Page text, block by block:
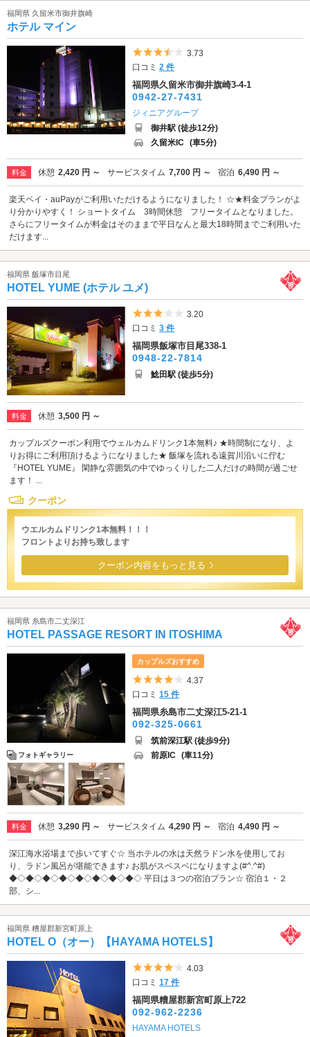
福岡県 久留米市御井旗崎
ホテル マイン
5つ星のうち3.5
3.73
口コミ2 件
福岡県久留米市御井旗崎3-4-1
0942-27-7431
ジィニアグループ
御井駅 (徒歩12分)
久留米IC (車5分)
料金 休憩 2,420 円 ～ サービスタイム 7,700 円 ～ 宿泊 6,490 円 ～
楽天ペイ・auPayがご利用いただけるようになりました！ ☆★料金プランがよ
り分かりやすく！ ショートタイム 3時間休憩 フリータイムとなりました。
さらにフリータイムが料金はそのままで平日なんと最大18時間までご利用いた
だけます...
福岡県 飯塚市目尾
HOTEL YUME (ホテル ユメ)
5つ星のうち3
3.20
口コミ3 件
福岡県飯塚市目尾338-1
0948-22-7814
鯰田駅 (徒歩5分)
料金 休憩 3,500 円 ～
カップルズクーポン利用でウェルカムドリンク1本無料♪ ★時間制になり、よ
りお得にご利用頂けるようになりました★ 飯塚を流れる遠賀川沿いに佇む
『HOTEL YUME』 閑静な雰囲気の中でゆっくりした二人だけの時間が過ごせ
ます！ ...
クーポン
ウエルカムドリンク1本無料！！！
フロントよりお持ち致します
クーポン内容をもっと見る
福岡県 糸島市二丈深江
HOTEL PASSAGE RESORT IN ITOSHIMA
フォトギャラリー
カップルズおすすめ
5つ星のうち4
4.37
口コミ15 件
福岡県糸島市二丈深江5-21-1
092-325-0661
筑前深江駅 (徒歩9分)
前原IC (車11分)
料金 休憩 3,290 円 ～ サービスタイム 4,290 円 ～ 宿泊 4,490 円 ～
深江海水浴場まで歩いてすぐ☆ 当ホテルの水は天然ラドン水を使用してお
り、ラドン風呂が堪能できます♪ お肌がスベスベになりますよ(#^.^#)
◆◇◆◇◆◇◆◇◆◇◆◇◆◇◆◇ 平日は３つの宿泊プラン☆ 宿泊１・２
部、シ...
福岡県 糟屋郡新宮町原上
HOTEL O（オー）【HAYAMA HOTELS】
5つ星のうち4
4.03
口コミ17 件
福岡県糟屋郡新宮町原上722
092-962-2236
HAYAMA HOTELS